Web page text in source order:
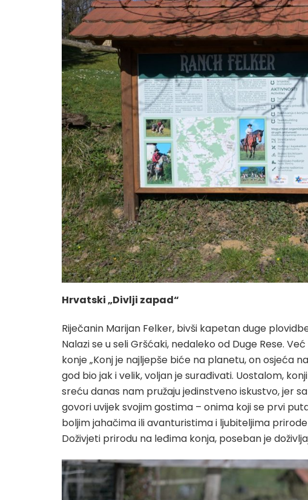
Hrvatski „Divlji zapad“
Riječanin Marijan Felker, bivši kapetan duge
Nalazi se u seli Gršćaki, nedaleko od Duge Rese.
konje „Konj je najljepše biće na planetu, on osjeća
god bio jak i velik, voljan je surađivati. Uostalom,
sreću danas nam pružaju jedinstveno iskustvo, jer
govori uvijek svojim gostima – onima koji se prvi
boljim jahačima ili avanturistima i ljubiteljima
Doživjeti prirodu na leđima konja, poseban je